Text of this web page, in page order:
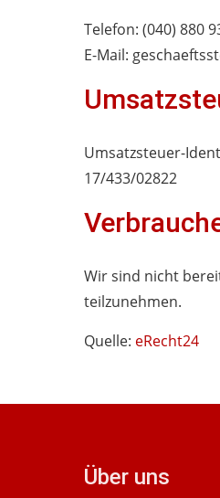
Telefon: (040) 880
E-Mail:
Umsatzsteuer-
17/433/02822
Wir sind nicht
teilzunehmen.
Quelle: eRecht24
Über uns